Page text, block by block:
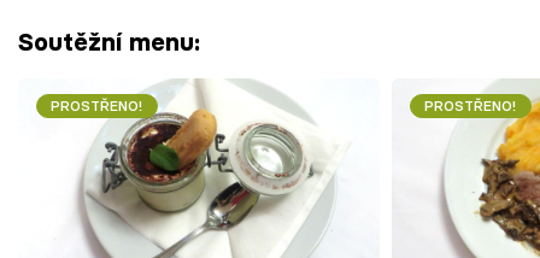
Soutěžní menu:
PROSTŘENO! PROSTŘENO!